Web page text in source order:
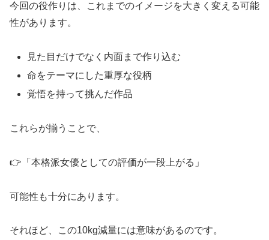
今回の役作りは、これまでのイメージを大きく変える可能
性があります。
見た目だけでなく内面まで作り込む
命をテーマにした重厚な役柄
覚悟を持って挑んだ作品
これらが揃うことで、
👉「本格派女優としての評価が一段上がる」
可能性も十分にあります。
それほど、この10kg減量には意味があるのです。